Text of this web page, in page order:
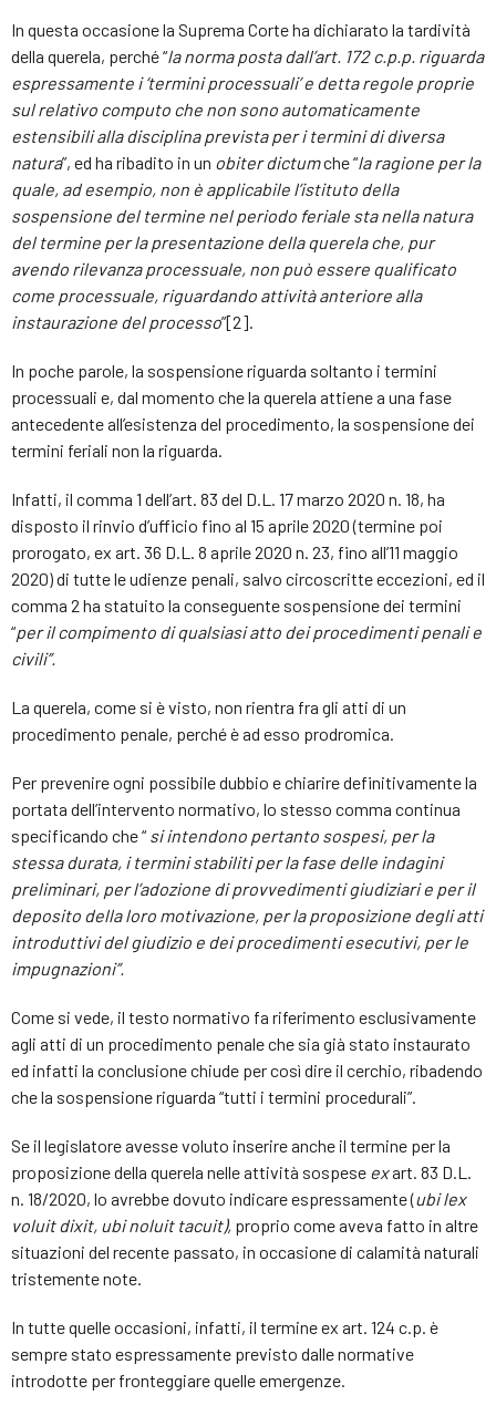
In questa occasione la Suprema Corte ha dichiarato la tardività
della querela, perché “la norma posta dall’art. 172 c.p.p. riguarda
espressamente i ‘termini processuali’ e detta regole proprie
sul relativo computo che non sono automaticamente
estensibili alla disciplina prevista per i termini di diversa
natura”, ed ha ribadito in un obiter dictumche “la ragione per la
quale, ad esempio, non è applicabile l’istituto della
sospensione del termine nel periodo feriale sta nella natura
del termine per la presentazione della querela che, pur
avendo rilevanza processuale, non può essere qualificato
come processuale, riguardando attività anteriore alla
instaurazione del processo”[2].
In poche parole, la sospensione riguarda soltanto i termini
processuali e, dal momento che la querela attiene a una fase
antecedente all’esistenza del procedimento, la sospensione dei
termini feriali non la riguarda.
Infatti, il comma 1 dell’art. 83 del D.L. 17 marzo 2020 n. 18, ha
disposto il rinvio d’ufficio fino al 15 aprile 2020 (termine poi
prorogato, ex art. 36 D.L. 8 aprile 2020 n. 23, fino all’11 maggio
2020) di tutte le udienze penali, salvo circoscritte eccezioni, ed il
comma 2 ha statuito la conseguente sospensione dei termini
“per il compimento di qualsiasi atto dei procedimenti penali e
civili”.
La querela, come si è visto, non rientra fra gli atti di un
procedimento penale, perché è ad esso prodromica.
Per prevenire ogni possibile dubbio e chiarire definitivamente la
portata dell’intervento normativo, lo stesso comma continua
specificando che “si intendono pertanto sospesi, per la
stessa durata, i termini stabiliti per la fase delle indagini
preliminari, per l’adozione di provvedimenti giudiziari e per il
deposito della loro motivazione, per la proposizione degli atti
introduttivi del giudizio e dei procedimenti esecutivi, per le
impugnazioni”.
Come si vede, il testo normativo fa riferimento esclusivamente
agli atti di un procedimento penale che sia già stato instaurato
ed infatti la conclusione chiude per così dire il cerchio, ribadendo
che la sospensione riguarda “tutti i termini procedurali”.
Se il legislatore avesse voluto inserire anche il termine per la
proposizione della querela nelle attività sospese exart. 83 D.L.
n. 18/2020, lo avrebbe dovuto indicare espressamente (ubi lex
voluit dixit, ubi noluit tacuit), proprio come aveva fatto in altre
situazioni del recente passato, in occasione di calamità naturali
tristemente note.
In tutte quelle occasioni, infatti, il termine ex art. 124 c.p. è
sempre stato espressamente previsto dalle normative
introdotte per fronteggiare quelle emergenze.